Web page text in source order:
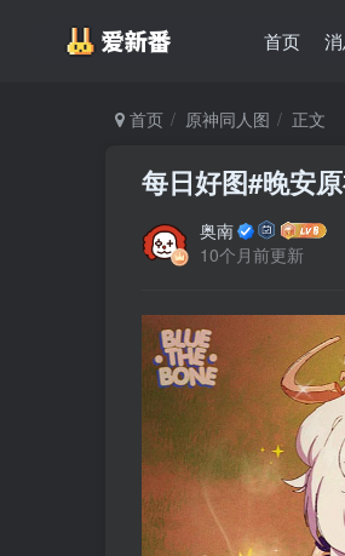
首页
首页 原神同人图 正文
每日好图#晚安
奥南
10个月前更新